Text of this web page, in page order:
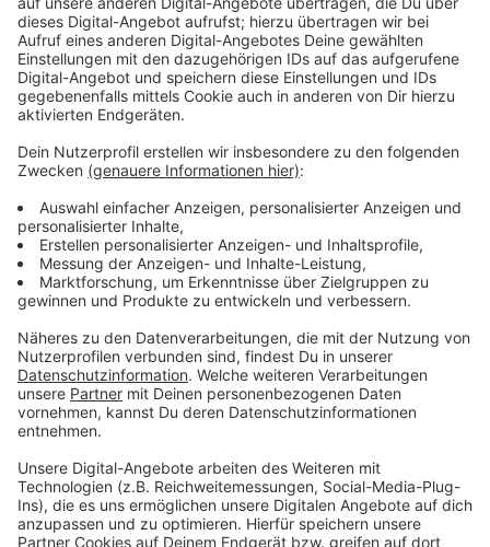
Rock-Konzert
Anzeige
Samstagabend ein Heimspiel im Stahlwerk. Schon seit
über zwei Jahrzehnten stehen die Bandmitglieder mit
deutschen Texten gemeinsam auf der Bühne. Tickets
gibt es für 43 Euro, los geht’s um 19 Uhr.
Anzeige
Sonntag, 22. Dezember 2024
Musikalisches